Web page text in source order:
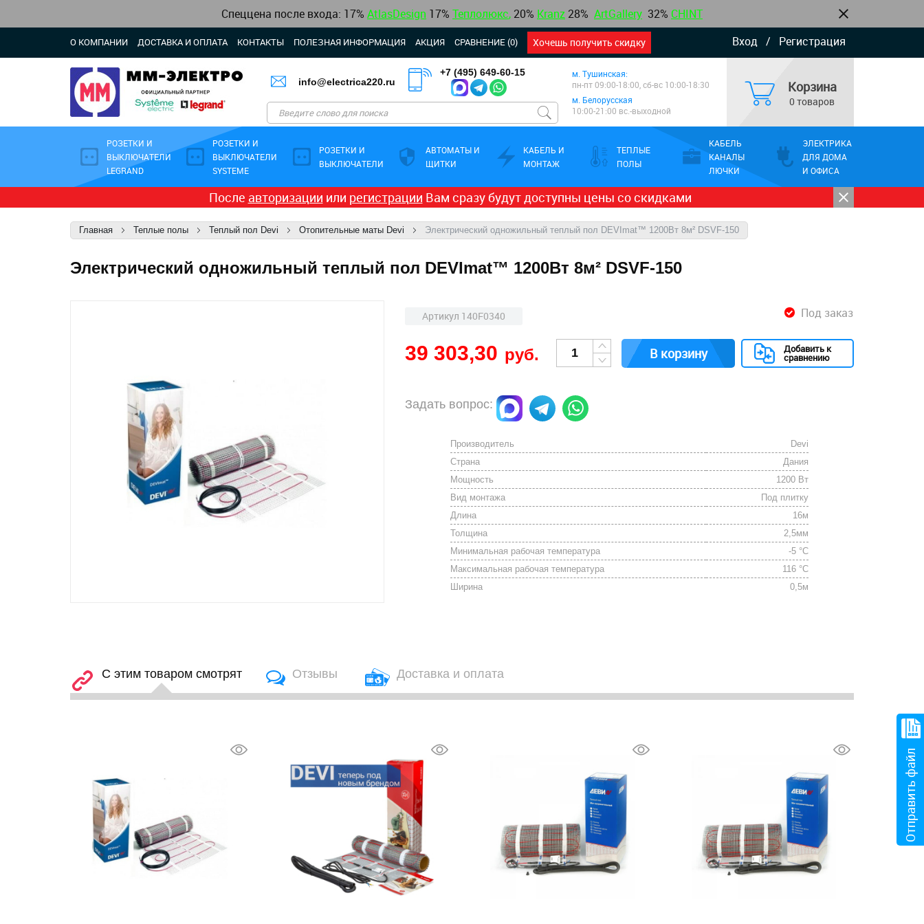
Спеццена после входа: 17% AtlasDesign 17% Теплолюкс, 20% Kranz 28% ArtGallery 32% CHINT
Вход / Регистрация
О КОМПАНИИ ДОСТАВКА И ОПЛАТА КОНТАКТЫ ПОЛЕЗНАЯ ИНФОРМАЦИЯ АКЦИЯ СРАВНЕНИЕ (0) Хочешь получить скидку
info@electrica220.ru
+7 (495) 649-60-15
м. Тушинская:
пн-пт 09:00-18:00, сб-вс 10:00-18:30
м. Белорусская
10:00-21:00 вс.-выходной
Корзина
0 товаров
РОЗЕТКИ И
ВЫКЛЮЧАТЕЛИ
LEGRAND
РОЗЕТКИ И
ВЫКЛЮЧАТЕЛИ
SYSTEME
РОЗЕТКИ И
ВЫКЛЮЧАТЕЛИ
АВТОМАТЫ И
ЩИТКИ
КАБЕЛЬ И
МОНТАЖ
ТЕПЛЫЕ
ПОЛЫ
КАБЕЛЬ
КАНАЛЫ
ЛЮЧКИ
ЭЛЕКТРИКА
ДЛЯ ДОМА
И ОФИСА
После авторизации или регистрации Вам сразу будут доступны цены со скидками
Главная Теплые полы Теплый пол Devi Отопительные маты Devi Электрический одножильный теплый пол DEVImat™ 1200Вт 8м² DSVF-150
Электрический одножильный теплый пол DEVImat™ 1200Вт 8м² DSVF-150
Под заказ
Артикул 140F0340
39 303,30 руб. В корзину Добавить к
сравнению
Задать вопрос:
Производитель
Devi
Страна
Дания
Мощность
1200 Вт
Вид монтажа
Под плитку
Длина
16м
Толщина
2,5мм
Минимальная рабочая температура
-5 °C
Максимальная рабочая температура
116 °C
Ширина
0,5м
С этим товаром смотрят Отзывы Доставка и оплата
Отправить файл